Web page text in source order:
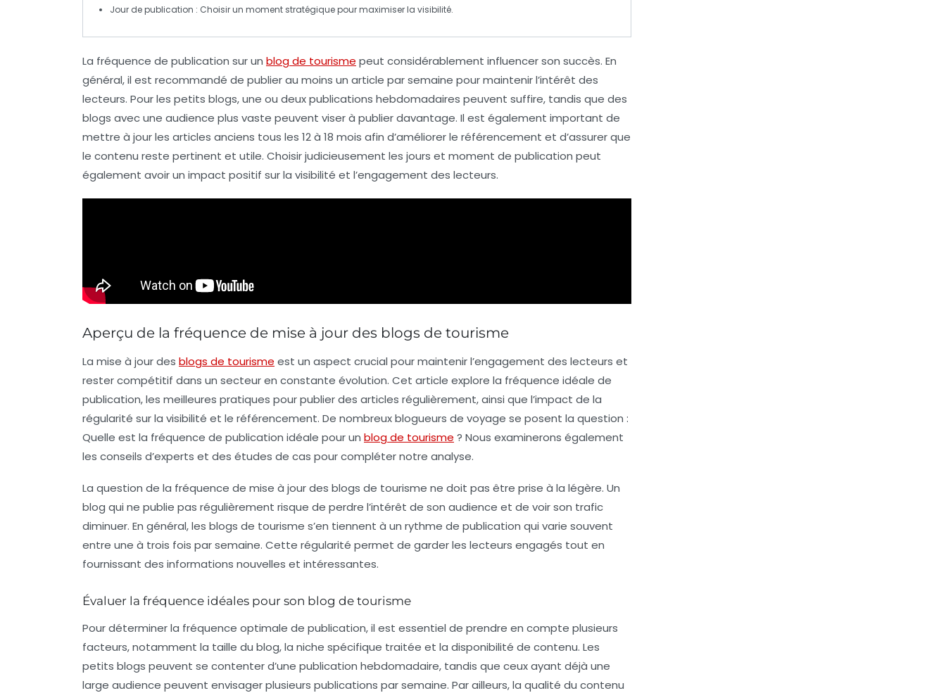
Jour de publication : Choisir un moment stratégique pour maximiser la visibilité.
La fréquence de publication sur un blog de tourisme peut considérablement influencer son succès. En
général, il est recommandé de publier au moins un article par semaine pour maintenir l’intérêt des
lecteurs. Pour les petits blogs, une ou deux publications hebdomadaires peuvent suffire, tandis que des
blogs avec une audience plus vaste peuvent viser à publier davantage. Il est également important de
mettre à jour les articles anciens tous les 12 à 18 mois afin d’améliorer le référencement et d’assurer que
le contenu reste pertinent et utile. Choisir judicieusement les jours et moment de publication peut
également avoir un impact positif sur la visibilité et l’engagement des lecteurs.
Aperçu de la fréquence de mise à jour des blogs de tourisme
La mise à jour des blogs de tourisme est un aspect crucial pour maintenir l’engagement des lecteurs et
rester compétitif dans un secteur en constante évolution. Cet article explore la fréquence idéale de
publication, les meilleures pratiques pour publier des articles régulièrement, ainsi que l’impact de la
régularité sur la visibilité et le référencement. De nombreux blogueurs de voyage se posent la question :
Quelle est la fréquence de publication idéale pour un blog de tourisme ? Nous examinerons également
les conseils d’experts et des études de cas pour compléter notre analyse.
La question de la fréquence de mise à jour des blogs de tourisme ne doit pas être prise à la légère. Un
blog qui ne publie pas régulièrement risque de perdre l’intérêt de son audience et de voir son trafic
diminuer. En général, les blogs de tourisme s’en tiennent à un rythme de publication qui varie souvent
entre une à trois fois par semaine. Cette régularité permet de garder les lecteurs engagés tout en
fournissant des informations nouvelles et intéressantes.
Évaluer la fréquence idéales pour son blog de tourisme
Pour déterminer la fréquence optimale de publication, il est essentiel de prendre en compte plusieurs
facteurs, notamment la taille du blog, la niche spécifique traitée et la disponibilité de contenu. Les
petits blogs peuvent se contenter d’une publication hebdomadaire, tandis que ceux ayant déjà une
large audience peuvent envisager plusieurs publications par semaine. Par ailleurs, la qualité du contenu